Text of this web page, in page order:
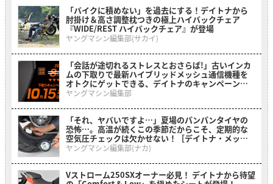
「バイクに積めない」を過去にする！デイトナから
肘掛け＆高さ調整枕つきの極上ハイバックチェア
『WIDE/REST ハイバックチェア』が登場
ヤングマシン編集部(サカイ)
「会話が途切れるストレスとおさらば!」古いインカ
ムの下取りで最新ハイブリッドメッシュ通信機種を
オトクにゲットできる、デイトナのキャンペーンが
開催中
ヤングマシン編集部
「それ、ヤバいですよ…」夏場のパンパンタイヤの
恐怖…。高温が続くこの季節だからこそ、定期的な
空気圧チェックは欠かせない！［デイトナ・メッシ
ュホース付きエアゲージ デプスゲージ付き］
ヤングマシン編集部(ナカ)
Vストローム250SXオーナー必見！ デイトナから待望